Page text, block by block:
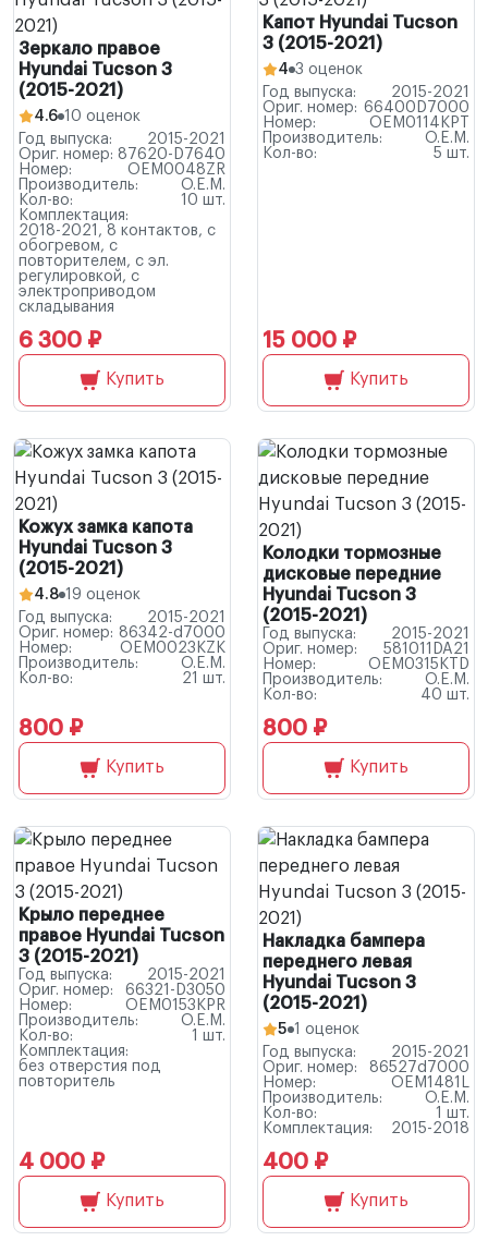
Зеркало правое
Hyundai Tucson 3
(2015-2021)
4.6 10 оценок
Год выпуска:
2015-2021
Ориг. номер: 87620-D7640
Номер:
OEM0048ZR
Производитель:
O.E.M.
Кол-во:
10 шт.
Комплектация:
2018-2021, 8 контактов, с
обогревом, с
повторителем, с эл.
регулировкой, с
электроприводом
складывания
6 300 ₽
Купить
Капот Hyundai Tucson
3 (2015-2021)
4 3 оценок
Год выпуска:
2015-2021
Ориг. номер: 66400D7000
Номер:
OEM0114KPT
Производитель:
O.E.M.
Кол-во:
5 шт.
15 000 ₽
Купить
Кожух замка капота
Hyundai Tucson 3
(2015-2021)
4.8 19 оценок
Год выпуска:
2015-2021
Ориг. номер: 86342-d7000
Номер:
OEM0023KZK
Производитель:
O.E.M.
Кол-во:
21 шт.
800 ₽
Купить
Колодки тормозные
дисковые передние
Hyundai Tucson 3
(2015-2021)
Год выпуска:
2015-2021
Ориг. номер:
581011DA21
Номер:
OEM0315KTD
Производитель:
O.E.M.
Кол-во:
40 шт.
800 ₽
Купить
Крыло переднее
правое Hyundai Tucson
3 (2015-2021)
Год выпуска:
2015-2021
Ориг. номер:
66321-D3050
Номер:
OEM0153KPR
Производитель:
O.E.M.
Кол-во:
1 шт.
Комплектация:
без отверстия под
повторитель
4 000 ₽
Купить
Накладка бампера
переднего левая
Hyundai Tucson 3
(2015-2021)
5 1 оценок
Год выпуска:
2015-2021
Ориг. номер:
86527d7000
Номер:
OEM1481L
Производитель:
O.E.M.
Кол-во:
1 шт.
Комплектация:
2015-2018
400 ₽
Купить